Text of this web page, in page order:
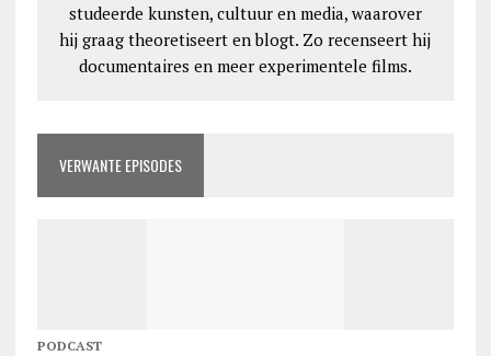
studeerde kunsten, cultuur en media, waarover
hij graag theoretiseert en blogt. Zo recenseert hij
documentaires en meer experimentele films.
VERWANTE EPISODES
PODCAST